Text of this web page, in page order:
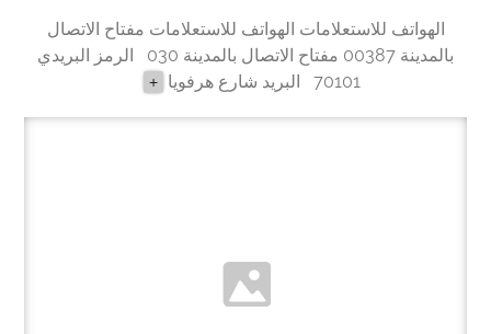
الهواتف للاستعلامات الهواتف للاستعلامات مفتاح الاتصال
بالمدينة 00387 مفتاح الاتصال بالمدينة 030 الرمز البريدي
70101 البريد شارع هرفويا
+